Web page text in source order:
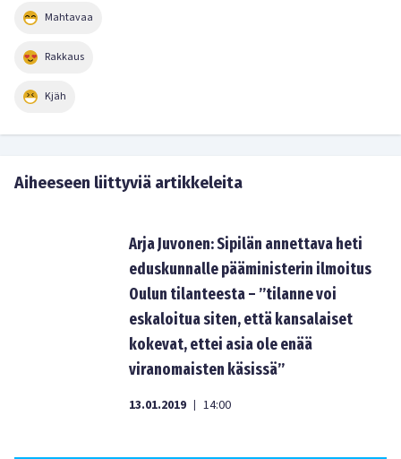
Mahtavaa
Rakkaus
Kjäh
Aiheeseen liittyviä artikkeleita
Arja Juvonen: Sipilän annettava heti
eduskunnalle pääministerin ilmoitus
Oulun tilanteesta – ”tilanne voi
eskaloitua siten, että kansalaiset
kokevat, ettei asia ole enää
viranomaisten käsissä”
13.01.2019 | 14:00